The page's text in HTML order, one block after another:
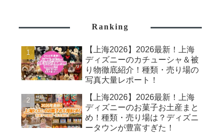
Ranking
【上海2026】2026最新！上海
ディズニーのカチューシャ＆被
り物徹底紹介！種類・売り場の
写真大量レポート！
【上海2026】2026最新！上海
ディズニーのお菓子お土産まと
め！種類・売り場は？ディズニ
ータウンが豊富すぎた！